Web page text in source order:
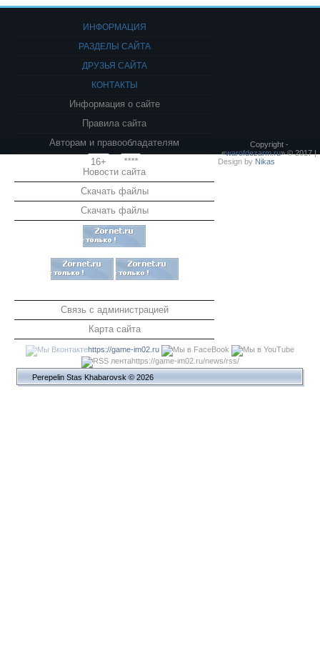
ИНФОРМАЦИЯ
РАЗДЕЛЫ САЙТА
ДРУЗЬЯ САЙТА
КОНТАКТЫ
Информация о сайте
Правила сайта
Авторам и правообладателям
16+
****
Новости сайта
Скачать файлы
Скачать файлы
Связь с администрацией
Карта сайта
Copyright -
«warofdezarm.ru» © 2017 |
Design by Nikas
https://game-im02.ru
https://game-im02.ru/news/rss/
Perepelin Stas Khabarovsk © 2026